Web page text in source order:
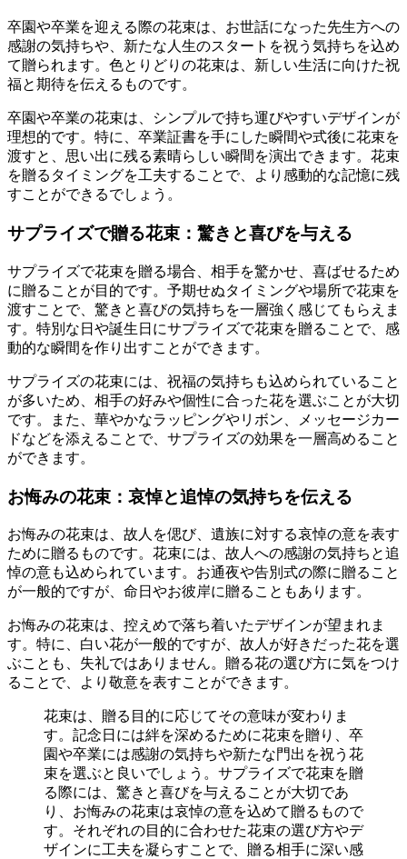
卒園や卒業を迎える際の花束は、お世話になった先生方への
感謝の気持ちや、新たな人生のスタートを祝う気持ちを込め
て贈られます。色とりどりの花束は、新しい生活に向けた祝
福と期待を伝えるものです。
卒園や卒業の花束は、シンプルで持ち運びやすいデザインが
理想的です。特に、卒業証書を手にした瞬間や式後に花束を
渡すと、思い出に残る素晴らしい瞬間を演出できます。花束
を贈るタイミングを工夫することで、より感動的な記憶に残
すことができるでしょう。
サプライズで贈る花束：驚きと喜びを与える
サプライズで花束を贈る場合、相手を驚かせ、喜ばせるため
に贈ることが目的です。予期せぬタイミングや場所で花束を
渡すことで、驚きと喜びの気持ちを一層強く感じてもらえま
す。特別な日や誕生日にサプライズで花束を贈ることで、感
動的な瞬間を作り出すことができます。
サプライズの花束には、祝福の気持ちも込められていること
が多いため、相手の好みや個性に合った花を選ぶことが大切
です。また、華やかなラッピングやリボン、メッセージカー
ドなどを添えることで、サプライズの効果を一層高めること
ができます。
お悔みの花束：哀悼と追悼の気持ちを伝える
お悔みの花束は、故人を偲び、遺族に対する哀悼の意を表す
ために贈るものです。花束には、故人への感謝の気持ちと追
悼の意も込められています。お通夜や告別式の際に贈ること
が一般的ですが、命日やお彼岸に贈ることもあります。
お悔みの花束は、控えめで落ち着いたデザインが望まれま
す。特に、白い花が一般的ですが、故人が好きだった花を選
ぶことも、失礼ではありません。贈る花の選び方に気をつけ
ることで、より敬意を表すことができます。
花束は、贈る目的に応じてその意味が変わりま
す。記念日には絆を深めるために花束を贈り、卒
園や卒業には感謝の気持ちや新たな門出を祝う花
束を選ぶと良いでしょう。サプライズで花束を贈
る際には、驚きと喜びを与えることが大切であ
り、お悔みの花束は哀悼の意を込めて贈るもので
す。それぞれの目的に合わせた花束の選び方やデ
ザインに工夫を凝らすことで、贈る相手に深い感